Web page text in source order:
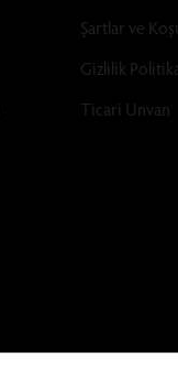
Şartlar ve
Gizlilik
Ticari Unvan